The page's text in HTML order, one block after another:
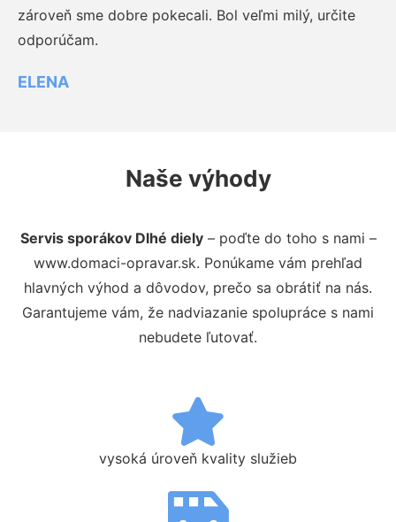
zároveň sme dobre pokecali. Bol veľmi milý, určite
odporúčam.
ELENA
Naše výhody
Servis sporákov Dlhé diely– poďte do toho s nami –
www.domaci-opravar.sk. Ponúkame vám prehľad
hlavných výhod a dôvodov, prečo sa obrátiť na nás.
Garantujeme vám, že nadviazanie spolupráce s nami
nebudete ľutovať.
vysoká úroveň kvality služieb